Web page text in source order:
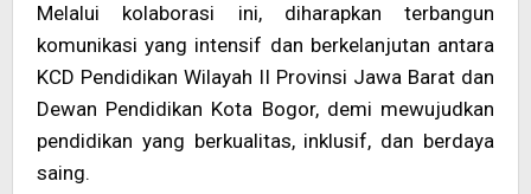
Melalui kolaborasi ini, diharapkan terbangun
komunikasi yang intensif dan berkelanjutan antara
KCD Pendidikan Wilayah II Provinsi Jawa Barat dan
Dewan Pendidikan Kota Bogor, demi mewujudkan
pendidikan yang berkualitas, inklusif, dan berdaya
saing.